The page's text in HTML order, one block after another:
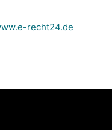
recht24.de